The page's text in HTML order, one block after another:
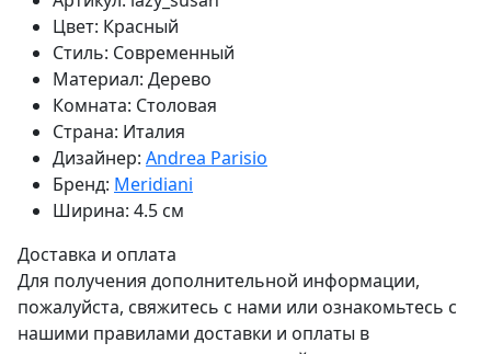
Цвет: Красный
Стиль: Современный
Материал: Дерево
Комната: Столовая
Страна: Италия
Дизайнер: Andrea Parisio
Бренд: Meridiani
Ширина: 4.5 см
Доставка и оплата
Для получения дополнительной информации,
пожалуйста, свяжитесь с нами или ознакомьтесь с
нашими правилами доставки и оплаты в